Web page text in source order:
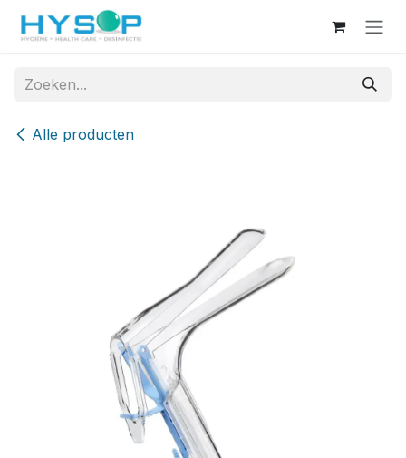
Overslaan naar inhoud
Alle producten